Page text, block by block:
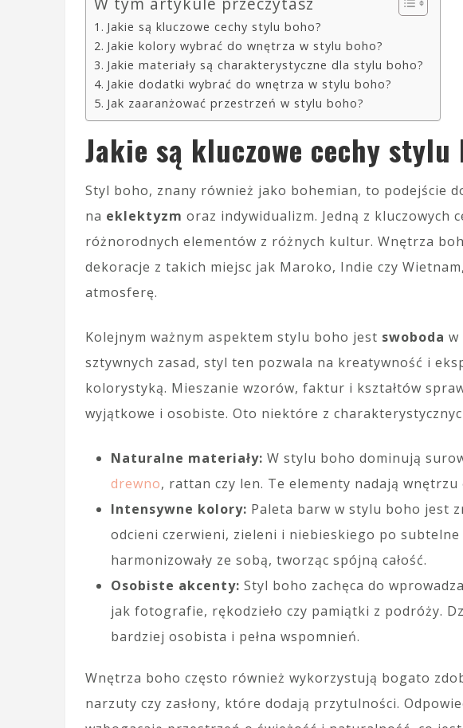
Jakie są kluczowe cechy stylu boho?
Jakie kolory wybrać do wnętrza w stylu boho?
Jakie materiały są charakterystyczne dla stylu boho?
Jakie dodatki wybrać do wnętrza w stylu boho?
Jak zaaranżować przestrzeń w stylu boho?
Jakie są kluczowe cechy stylu
Styl boho, znany również jako bohemian, to podejście
na eklektyzm oraz indywidualizm. Jedną z kluczowych
różnorodnych elementów z różnych kultur. Wnętrza
dekoracje z takich miejsc jak Maroko, Indie czy
atmosferę.
Kolejnym ważnym aspektem stylu boho jest swoboda w
sztywnych zasad, styl ten pozwala na kreatywność i
kolorystyką. Mieszanie wzorów, faktur i kształtów
wyjątkowe i osobiste. Oto niektóre z
Naturalne materiały: W stylu boho dominują
drewno, rattan czy len. Te elementy nadają wnętrzu
Intensywne kolory: Paleta barw w stylu boho jest
odcieni czerwieni, zieleni i niebieskiego po
harmonizowały ze sobą, tworząc spójną całość.
Osobiste akcenty: Styl boho zachęca do
jak fotografie, rękodzieło czy pamiątki z podróży.
bardziej osobista i pełna wspomnień.
Wnętrza boho często również wykorzystują bogato
narzuty czy zasłony, które dodają przytulności.